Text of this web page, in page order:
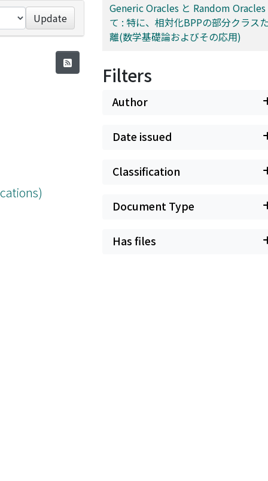
Update
Generic Oracles と Random
て : 特に、相対化BPPの部分クラス
離(数学基礎論およびその応用)
Filters
Author
Date issued
Classification
Document Type
Has files